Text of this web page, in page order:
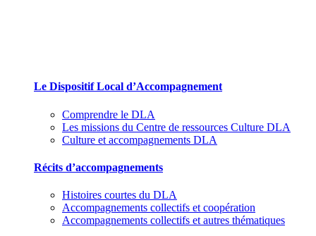
Le Dispositif Local d’Accompagnement
Comprendre le DLA
Les missions du Centre de ressources Culture DLA
Culture et accompagnements DLA
Récits d’accompagnements
Histoires courtes du DLA
Accompagnements collectifs et coopération
Accompagnements collectifs et autres thématiques